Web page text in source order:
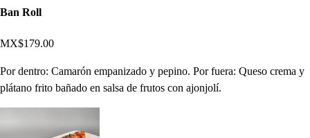
Ban Roll
MX$179.00
Por dentro: Camarón empanizado y pepino. Por fuera: Queso crema y
plátano frito bañado en salsa de frutos con ajonjolí.